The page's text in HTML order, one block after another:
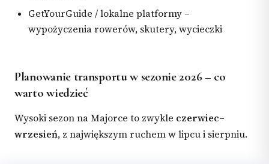
GetYourGuide / lokalne platformy –
wypożyczenia rowerów, skutery, wycieczki
Planowanie transportu w sezonie 2026 – co
warto wiedzieć
Wysoki sezon na Majorce to zwykle czerwiec–
wrzesień, z największym ruchem w lipcu i sierpniu.